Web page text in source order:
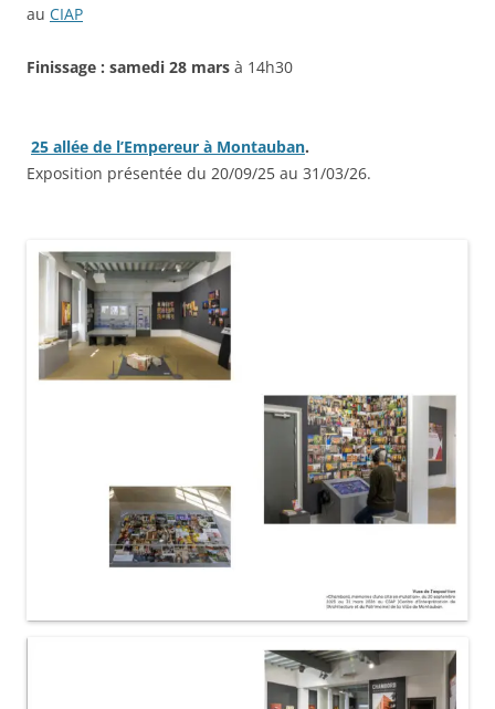
au CIAP
Finissage : samedi 28 mars à 14h30
25 allée de l’Empereur à Montauban.
Exposition présentée du 20/09/25 au 31/03/26.